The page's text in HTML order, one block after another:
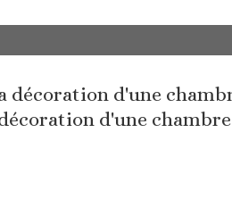
d'une chambre